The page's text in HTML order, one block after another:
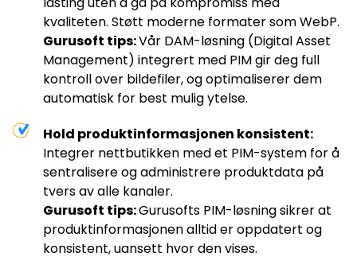
kvaliteten. Støtt moderne formater som WebP.
Gurusoft tips:Vår DAM-løsning (Digital Asset
Management) integrert med PIM gir deg full
kontroll over bildefiler, og optimaliserer dem
automatisk for best mulig ytelse.
Hold produktinformasjonen konsistent:
Integrer nettbutikken med et PIM-system for å
sentralisere og administrere produktdata på
tvers av alle kanaler.
Gurusoft tips:Gurusofts PIM-løsning sikrer at
produktinformasjonen alltid er oppdatert og
konsistent, uansett hvor den vises.